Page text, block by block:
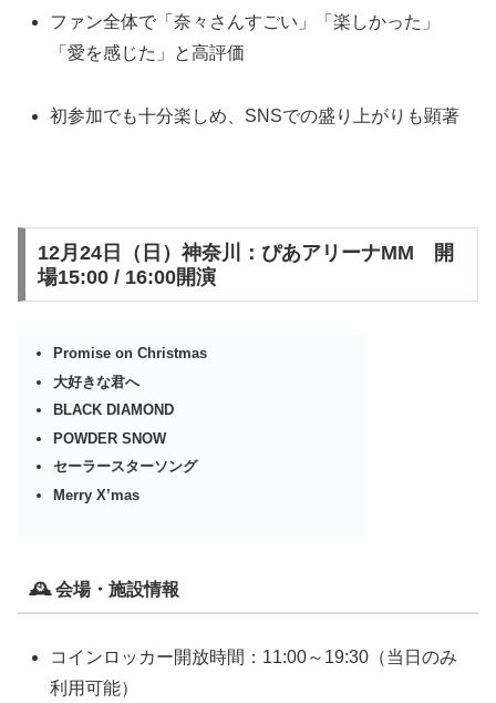
ファン全体で「奈々さんすごい」「楽しかった」
「愛を感じた」と高評価
初参加でも十分楽しめ、SNSでの盛り上がりも顕著
12月24日（日）神奈川：ぴあアリーナMM 開
場15:00 / 16:00開演
Promise on Christmas
大好きな君へ
BLACK DIAMOND
POWDER SNOW
セーラースターソング
Merry X’mas
🕰 会場・施設情報
コインロッカー開放時間：11:00～19:30（当日のみ
利用可能）